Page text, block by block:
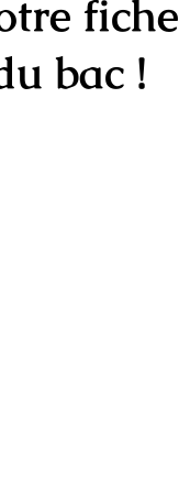
fiche
bac !